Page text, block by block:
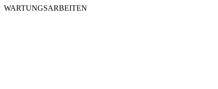
WARTUNGSARBEITEN